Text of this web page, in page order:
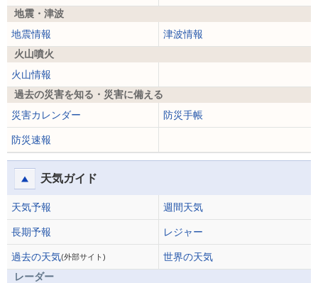
地震・津波
地震情報
津波情報
火山噴火
火山情報
過去の災害を知る・災害に備える
災害カレンダー
防災手帳
防災速報
天気ガイド
天気予報 週間天気
長期予報 レジャー
過去の天気(外部サイト)
世界の天気
レーダー